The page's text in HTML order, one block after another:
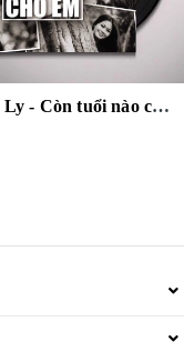
Khánh Ly - Còn tuổi nào cho em